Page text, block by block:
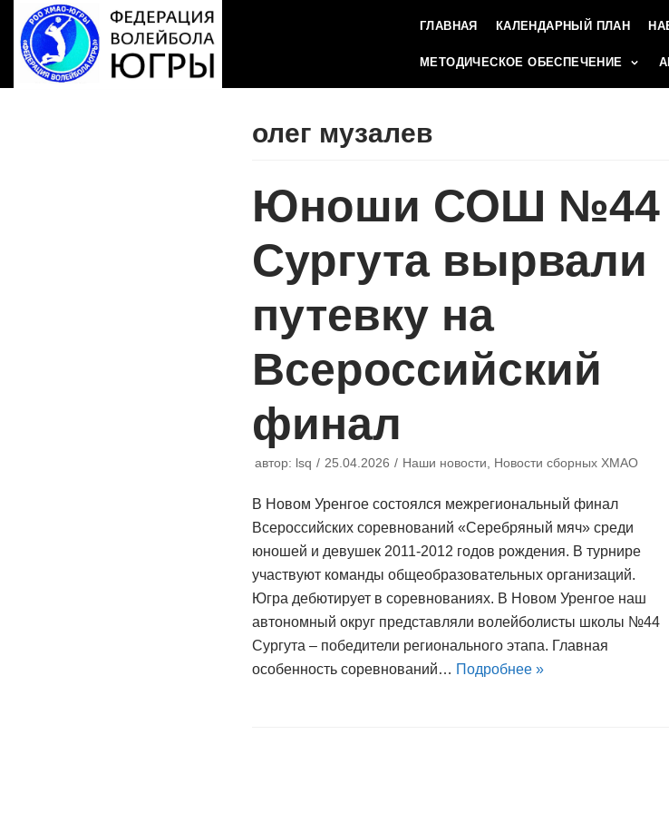
Перейти
к
содержимому
ГЛАВНАЯ КАЛЕНДАРНЫЙ ПЛАН
МЕТОДИЧЕСКОЕ ОБЕСПЕЧЕНИЕ
олег музалев
Юноши СОШ №44
Сургута вырвали
путевку на
Всероссийский
финал
автор: lsq 25.04.2026 Наши новости, Новости сборных ХМАО
В Новом Уренгое состоялся межрегиональный финал
Всероссийских соревнований «Серебряный мяч» среди
юношей и девушек 2011-2012 годов рождения. В турнире
участвуют команды общеобразовательных организаций.
Югра дебютирует в соревнованиях. В Новом Уренгое наш
автономный округ представляли волейболисты школы №44
Сургута – победители регионального этапа. Главная
особенность соревнований… Подробнее »